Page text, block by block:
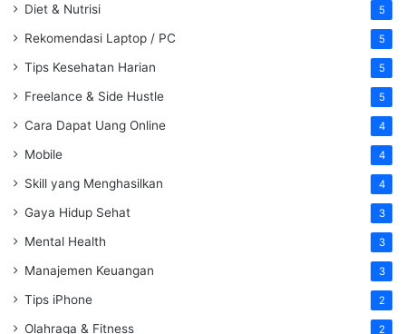
Diet & Nutrisi 5
Rekomendasi Laptop / PC 5
Tips Kesehatan Harian 5
Freelance & Side Hustle 5
Cara Dapat Uang Online 4
Mobile 4
Skill yang Menghasilkan 4
Gaya Hidup Sehat 3
Mental Health 3
Manajemen Keuangan 3
Tips iPhone 2
Olahraga & Fitness 2